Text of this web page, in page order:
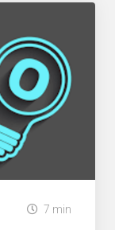
7 min